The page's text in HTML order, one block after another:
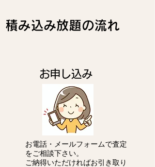
積み込み放題の流れ
お申し込み
お電話・メールフォームで査定
をご相談下さい。
ご納得いただければお引き取り